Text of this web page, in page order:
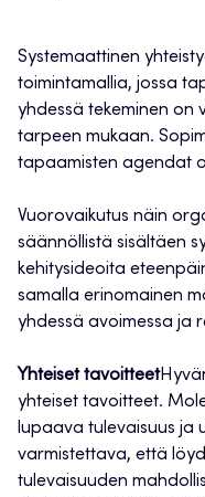
Systemaattinen
toimintamallia, jossa
yhdessä tekeminen on
tarpeen mukaan.
tapaamisten agendat
Vuorovaikutus näin
säännöllistä sisältäen
kehitysideoita
samalla erinomainen
yhdessä avoimessa ja
Yhteiset tavoitteet
yhteiset tavoitteet.
lupaava tulevaisuus ja
varmistettava, että
tulevaisuuden